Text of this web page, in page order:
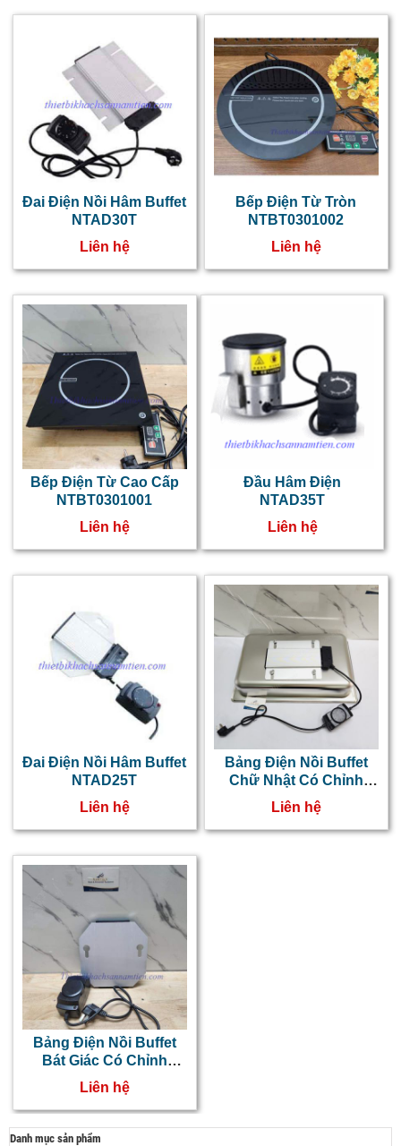
Đai Điện Nồi Hâm Buffet
NTAD30T
Liên hệ
Bếp Điện Từ Tròn
NTBT0301002
Liên hệ
Bếp Điện Từ Cao Cấp
NTBT0301001
Liên hệ
Đầu Hâm Điện
NTAD35T
Liên hệ
Đai Điện Nồi Hâm Buffet
NTAD25T
Liên hệ
Bảng Điện Nồi Buffet
Chữ Nhật Có Chỉnh
Nhiệt Độ
Liên hệ
Bảng Điện Nồi Buffet
Bát Giác Có Chỉnh
Nhiệt Độ
Liên hệ
Danh mục sản phẩm